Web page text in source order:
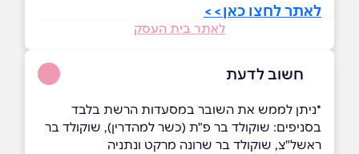
לאתר לחצו כאן>>
לאתר בית העסק
חשוב לדעת
*ניתן לממש את השובר במסעדות הרשת בלבד
בסניפים: שוקולד בר פ"ת (כשר למהדרין), שוקולד בר
ראשל"צ, שוקולד בר שרונה מרקט ונתניה